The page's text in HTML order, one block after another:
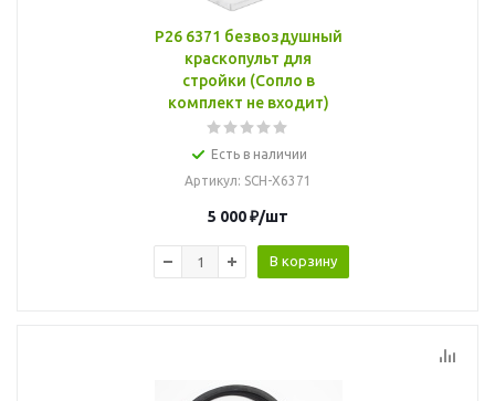
P26 6371 безвоздушный
краскопульт для
стройки (Сопло в
комплект не входит)
Есть в наличии
Артикул: SCH-X6371
5 000₽/шт
В корзину